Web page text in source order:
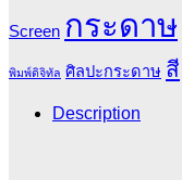
Screen กระดาษ
พิมพ์ดิจิทัล ศิลปะกระดาษ สี
Description